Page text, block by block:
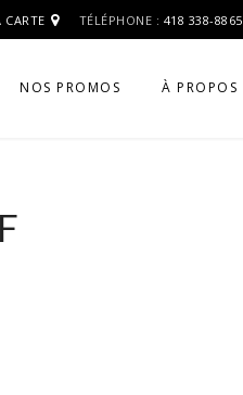
CARTE TÉLÉPHONE : 418 338-8865
NOS PROMOS À PROPOS